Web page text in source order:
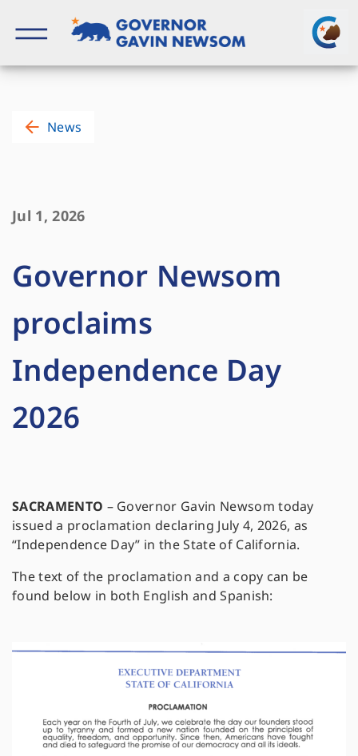
content
News
Jul 1, 2026
Governor Newsom
proclaims
Independence Day
2026
SACRAMENTO – Governor Gavin Newsom today
issued a proclamation declaring July 4, 2026, as
“Independence Day” in the State of California.
The text of the proclamation and a copy can be
found below in both English and Spanish: